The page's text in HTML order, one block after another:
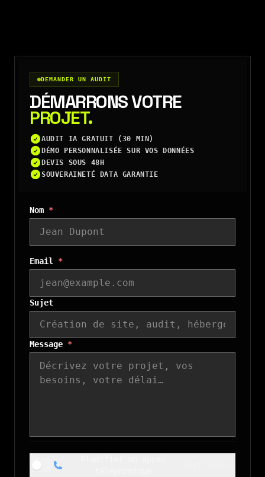
DEMANDER UN AUDIT
DÉMARRONS VOTRE
PROJET.
AUDIT IA GRATUIT (30 MIN)
DÉMO PERSONNALISÉE SUR VOS DONNÉES
DEVIS SOUS 48H
SOUVERAINETÉ DATA GARANTIE
Nom *
Email *
Sujet
Message *